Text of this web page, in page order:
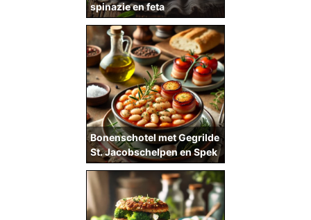
spinazie en feta
Bonenschotel met Gegrilde
St. Jacobschelpen en Spek